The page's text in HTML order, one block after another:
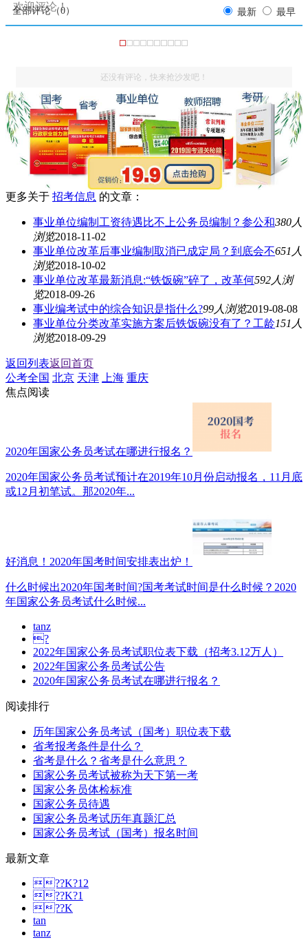
欢迎评论！
全部评论（0） 最新 最早
还没有评论，快来抢沙发吧！
更多关于 招考信息 的文章：
事业单位编制工资待遇比不上公务员编制？参公和380人
浏览2018-11-02
事业单位改革后事业编制取消已成定局？到底会不651人
浏览2018-10-02
事业单位改革最新消息:“铁饭碗”碎了，改革何592人浏
览2018-09-26
事业编考试中的综合知识是指什么?99人浏览2019-08-08
事业单位分类改革实施方案后铁饭碗没有了？工龄151人
浏览2018-09-29
返回列表返回首页
公考全国 北京 天津 上海 重庆
焦点阅读
2020年国家公务员考试在哪进行报名？
2020年国家公务员考试预计在2019年10月份启动报名，11月底
或12月初笔试。那2020年...
好消息！2020年国考时间安排表出炉！
什么时候出2020年国考时间?国考考试时间是什么时候？2020
年国家公务员考试什么时候...
tanz
?
2022年国家公务员考试职位表下载（招考3.12万人）
2022年国家公务员考试公告
2020年国家公务员考试在哪进行报名？
阅读排行
历年国家公务员考试（国考）职位表下载
省考报考条件是什么？
省考是什么？省考是什么意思？
国家公务员考试被称为天下第一考
国家公务员体检标准
国家公务员待遇
国家公务员考试历年真题汇总
国家公务员考试（国考）报名时间
最新文章
??K?12
??K?1
??K
tan
tanz